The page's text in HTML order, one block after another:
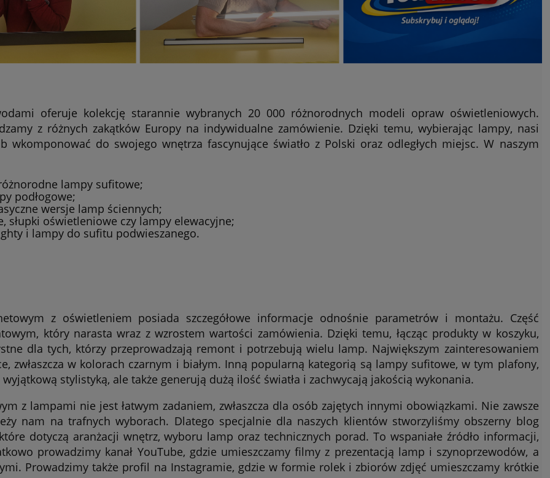
oferuje kolekcję starannie wybranych 20 000 różnorodnych modeli opraw oświetleniowych.
z różnych zakątków Europy na indywidualne zamówienie. Dzięki temu, wybierając lampy, nasi
do swojego wnętrza fascynujące światło z Polski oraz odległych miejsc. W naszym
lampy sufitowe;
podłogowe;
wersje lamp ściennych;
oświetleniowe czy lampy elewacyjne;
i lampy do sufitu podwieszanego.
z oświetleniem posiada szczegółowe informacje odnośnie parametrów i montażu. Część
który narasta wraz z wzrostem wartości zamówienia. Dzięki temu, łącząc produkty w koszyku,
dla tych, którzy przeprowadzają remont i potrzebują wielu lamp. Największym zainteresowaniem
zwłaszcza w kolorach czarnym i białym. Inną popularną kategorią są lampy sufitowe, w tym plafony,
stylistyką, ale także generują dużą ilość światła i zachwycają jakością wykonania.
z lampami nie jest łatwym zadaniem, zwłaszcza dla osób zajętych innymi obowiązkami. Nie zawsze
nam na trafnych wyborach. Dlatego specjalnie dla naszych klientów stworzyliśmy obszerny blog
dotyczą aranżacji wnętrz, wyboru lamp oraz technicznych porad. To wspaniałe źródło informacji,
prowadzimy kanał YouTube, gdzie umieszczamy filmy z prezentacją lamp i szynoprzewodów, a
Prowadzimy także profil na Instagramie, gdzie w formie rolek i zbiorów zdjęć umieszczamy krótkie